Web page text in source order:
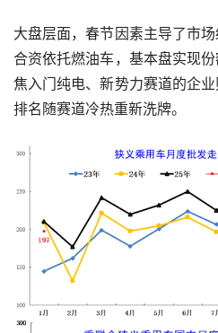
大盘层面，春节因素主导了市
合资依托燃油车，基本盘实现
焦入门纯电、新势力赛道的企
排名随赛道冷热重新洗牌。